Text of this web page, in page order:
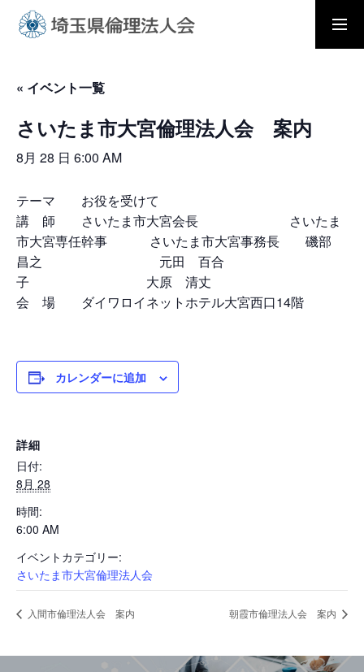
ホーム
モーニングセミナー
朝礼と職場の教養
活動内容と特色
県内ネットワーク
入会の流れ
会員専用ページ
お問い合せ
« イベント一覧
さいたま市大宮倫理法人会 案内
8月 28 日 6:00 AM
テーマ お役を受けて
講 師 さいたま市大宮会長 さいたま
市大宮専任幹事 さいたま市大宮事務長 磯部
昌之 元田 百合
子 大原 清丈
会 場 ダイワロイネットホテル大宮西口14階
カレンダーに追加
詳細
日付:
8月 28
時間:
6:00 AM
イベントカテゴリー:
さいたま市大宮倫理法人会
入間市倫理法人会 案内 朝霞市倫理法人会 案内